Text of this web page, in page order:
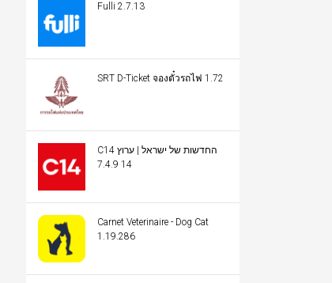
Fulli 2.7.13
SRT D-Ticket จองตั๋วรถไฟ 1.72
C14 החדשות של ישראל | ערוץ
14 7.4.9
Carnet Veterinaire - Dog Cat
1.19.286